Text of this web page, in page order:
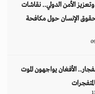
الأمن الدولي.. نقاشات
الإنسان حول مكافحة
الأفغان يواجهون الموت